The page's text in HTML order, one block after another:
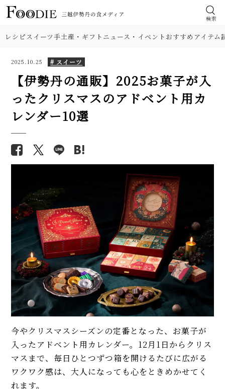
検索
レシピスイーツ手土産・ギフト ニュース・イベントおすすめアイテム
2025.10.25 # スイーツ
【伊勢丹の通販】2025お菓子が入
ったクリスマスのアドベント用カ
レンダー10選
今やクリスマスシーズンの定番となった、お菓子が
入ったアドベント用カレンダー。12月1日からクリス
マスまで、毎日ひとつずつ箱を開けるたびに広がる
ワクワク感は、大人になっても心をときめかせてく
れます。